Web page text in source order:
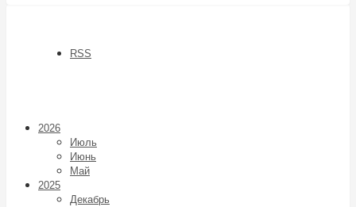
RSS
2026
Июль
Июнь
Май
2025
Декабрь